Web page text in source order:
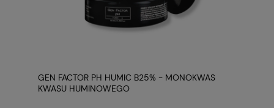
GEN FACTOR PH HUMIC B25% - MONOKWAS
KWASU HUMINOWEGO